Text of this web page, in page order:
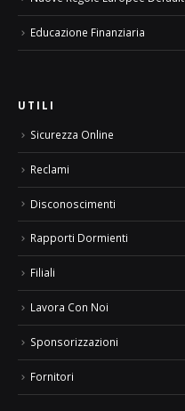
Educazione Finanziaria
UTILI
Sicurezza Online
Reclami
Disconoscimenti
Rapporti Dormienti
Filiali
Lavora Con Noi
Sponsorizzazioni
Fornitori